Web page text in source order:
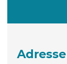
Adresse